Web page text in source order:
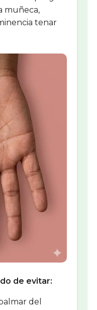
muñeca,
tenar
de evitar:
del